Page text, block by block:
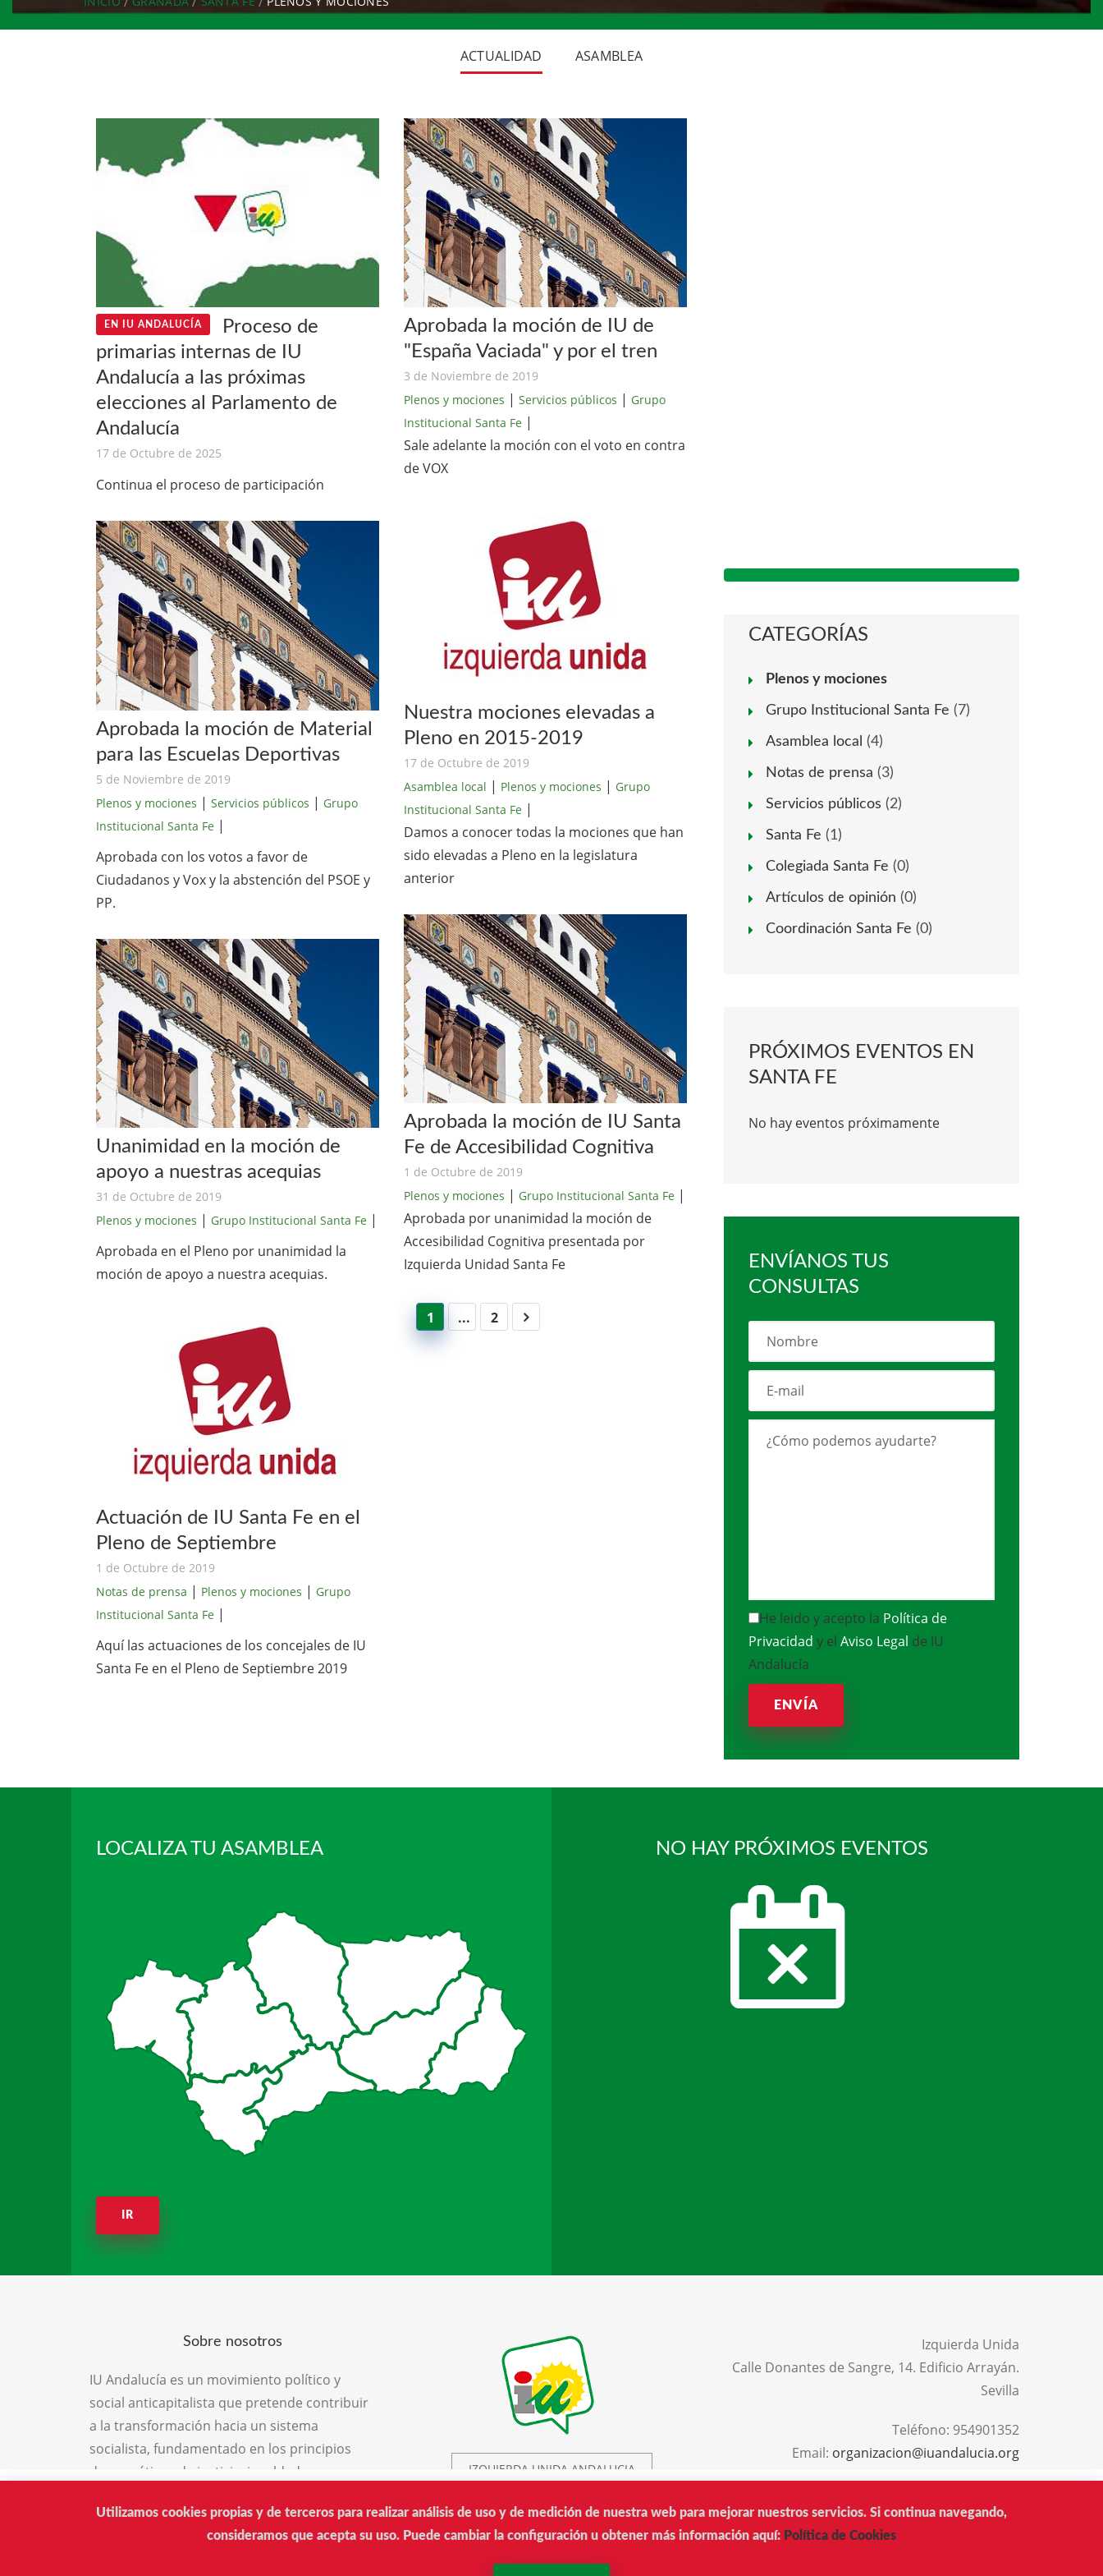
Utilizamos cookies propias y de terceros para realizar análisis de uso y de medición de nuestra web para mejorar nuestros servicios. Si continua navegando,
consideramos que acepta su uso. Puede cambiar la configuración u obtener más información aquí: Política de Cookies
ACTUALIDAD ASAMBLEA
EN IU ANDALUCÍA
Proceso de
primarias internas de IU
Andalucía a las próximas
elecciones al Parlamento de
Andalucía
17 de Octubre de 2025
Continua el proceso de participación
Aprobada la moción de Material
para las Escuelas Deportivas
5 de Noviembre de 2019
Plenos y mociones | Servicios públicos | Grupo
Institucional Santa Fe |
Aprobada con los votos a favor de
Ciudadanos y Vox y la abstención del PSOE y
PP.
Unanimidad en la moción de
apoyo a nuestras acequias
31 de Octubre de 2019
Plenos y mociones | Grupo Institucional Santa Fe |
Aprobada en el Pleno por unanimidad la
moción de apoyo a nuestra acequias.
Actuación de IU Santa Fe en el
Pleno de Septiembre
1 de Octubre de 2019
Notas de prensa | Plenos y mociones | Grupo
Institucional Santa Fe |
Aquí las actuaciones de los concejales de IU
Santa Fe en el Pleno de Septiembre 2019
Aprobada la moción de IU de
"España Vaciada" y por el tren
3 de Noviembre de 2019
Plenos y mociones | Servicios públicos | Grupo
Institucional Santa Fe |
Sale adelante la moción con el voto en contra
de VOX
Nuestra mociones elevadas a
Pleno en 2015-2019
17 de Octubre de 2019
Asamblea local | Plenos y mociones | Grupo
Institucional Santa Fe |
Damos a conocer todas la mociones que han
sido elevadas a Pleno en la legislatura
anterior
Aprobada la moción de IU Santa
Fe de Accesibilidad Cognitiva
1 de Octubre de 2019
Plenos y mociones | Grupo Institucional Santa Fe |
Aprobada por unanimidad la moción de
Accesibilidad Cognitiva presentada por
Izquierda Unidad Santa Fe
1 ... 2
CATEGORÍAS
Plenos y mociones
Grupo Institucional Santa Fe (7)
Asamblea local (4)
Notas de prensa (3)
Servicios públicos (2)
Santa Fe (1)
Colegiada Santa Fe (0)
Artículos de opinión (0)
Coordinación Santa Fe (0)
PRÓXIMOS EVENTOS EN
SANTA FE
No hay eventos próximamente
ENVÍANOS TUS
CONSULTAS
He leido y acepto la Política de
Privacidad y el Aviso Legal de IU
Andalucía
ENVÍA
LOCALIZA TU ASAMBLEA
IR
NO HAY PRÓXIMOS EVENTOS
Sobre nosotros
IU Andalucía es un movimiento político y
social anticapitalista que pretende contribuir
a la transformación hacia un sistema
socialista, fundamentado en los principios
democráticos de justicia, igualdad,
naturaleza, el medio ambiente y las
diferencias personales y defensora de la paz
IZQUIERDA UNIDA ANDALUCIA
IU © 2019.
Izquierda Unida
Calle Donantes de Sangre, 14. Edificio Arrayán.
Sevilla
Teléfono: 954901352
Email: organizacion@iuandalucia.org